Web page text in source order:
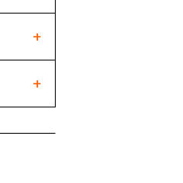
+
+